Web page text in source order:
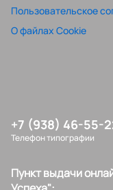
Пользовательское
О файлах Cookie
+7 (938) 46-55-
Телефон типографии
Пункт выдачи